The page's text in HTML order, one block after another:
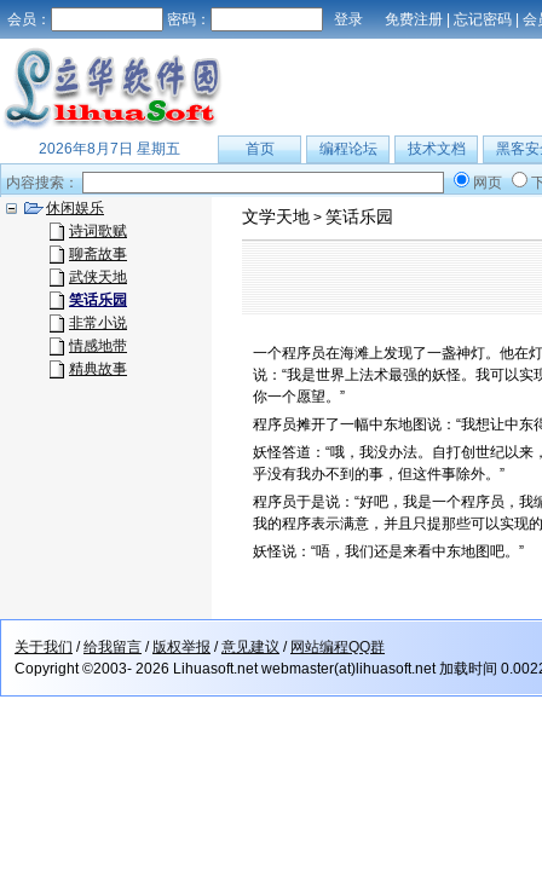
会员： 密码： 免费注册 | 忘记密码 | 会
2026年8月7日 星期五 首页 编程论坛 技术文档
黑客安
内容搜索：
网页
休闲娱乐
诗词歌赋
聊斋故事
武侠天地
笑话乐园
非常小说
情感地带
精典故事
文学天地 > 笑话乐园
一个程序员在海滩上发现了一盏神灯。他在
说：“我是世界上法术最强的妖怪。我可以
你一个愿望。”
程序员摊开了一幅中东地图说：“我想让中东
妖怪答道：“哦，我没办法。自打创世纪以
乎没有我办不到的事，但这件事除外。”
程序员于是说：“好吧，我是一个程序员，
我的程序表示满意，并且只提那些可以实现
妖怪说：“唔，我们还是来看中东地图吧。”
关于我们 /给我留言 /版权举报 /意见建议 / 网站编程QQ群
Copyright ©2003- 2026 Lihuasoft.net webmaster(at)lihuasoft.net 加载时间